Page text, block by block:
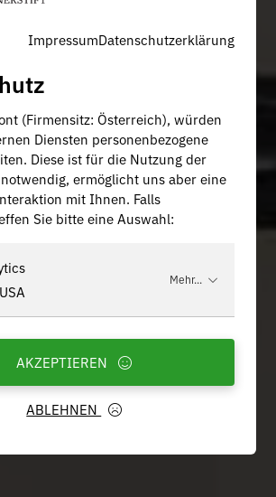
ImpressumDatenschutzerklärung
(Firmensitz: Österreich), würden
Diensten personenbezogene
Diese ist für die Nutzung der
ermöglicht uns aber eine
mit Ihnen. Falls
Sie bitte eine Auswahl:
Mehr...
ABLEHNEN
AKZEPTIEREN